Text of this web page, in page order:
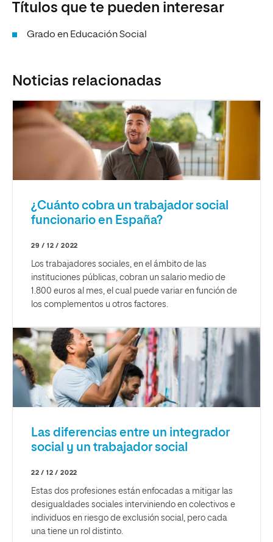
Títulos que te pueden interesar
Grado en Educación Social
Noticias relacionadas
¿Cuánto cobra un trabajador social
funcionario en España?
29 / 12 / 2022
Los trabajadores sociales, en el ámbito de las
instituciones públicas, cobran un salario medio de
1.800 euros al mes, el cual puede variar en función de
los complementos u otros factores.
Las diferencias entre un integrador
social y un trabajador social
22 / 12 / 2022
Estas dos profesiones están enfocadas a mitigar las
desigualdades sociales interviniendo en colectivos e
individuos en riesgo de exclusión social, pero cada
una tiene un rol distinto.